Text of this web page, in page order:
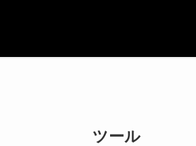
ツール